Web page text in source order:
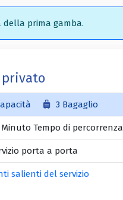
prima gamba.
privato
3 Bagaglio
Tempo di percorrenza
porta a porta
salienti del servizio